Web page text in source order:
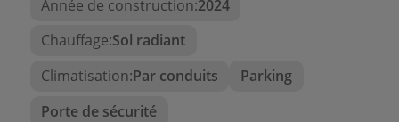
Année de construction:2024
Chauffage:Sol radiant
Climatisation:Par conduits
Parking
Porte de sécurité